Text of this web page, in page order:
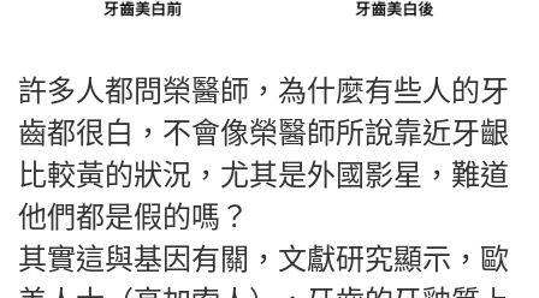
許多人都問榮醫師，為什麼有些人的牙
齒都很白，不會像榮醫師所說靠近牙齦
比較黃的狀況，尤其是外國影星，難道
他們都是假的嗎？
其實這與基因有關，文獻研究顯示，歐